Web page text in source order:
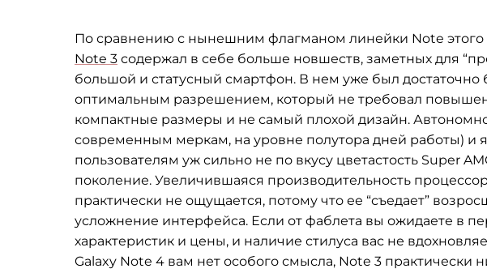
По сравнению с нынешним флагманом линейки Note этого
Note 3 содержал в себе больше новшеств, заметных для
большой и статусный смартфон. В нем уже был
оптимальным разрешением, который не требовал
компактные размеры и не самый плохой дизайн.
современным меркам, на уровне полутора дней работы) и
пользователям уж сильно не по вкусу цветастость Super
поколение. Увеличившаяся производительность
практически не ощущается, потому что ее “съедает”
усложнение интерфейса. Если от фаблета вы ожидаете в
характеристик и цены, и наличие стилуса вас не
Galaxy Note 4 вам нет особого смысла, Note 3 практически